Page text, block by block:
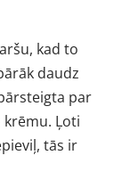
kad to
daudz
par
krēmu. Ļoti
tās ir